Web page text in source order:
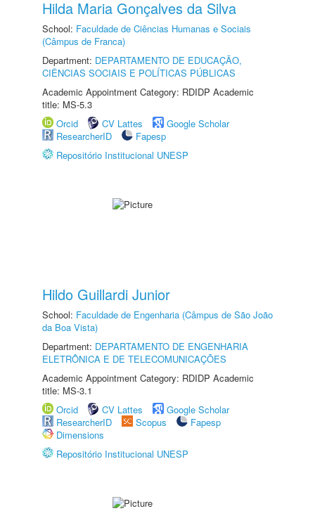
Hilda Maria Gonçalves da Silva
School: Faculdade de Ciências Humanas e Sociais
(Câmpus de Franca)
Department: DEPARTAMENTO DE EDUCAÇÃO,
CIÊNCIAS SOCIAIS E POLÍTICAS PÚBLICAS
Academic Appointment Category: RDIDP Academic
title: MS-5.3
Orcid
CV Lattes
Google Scholar
ResearcherID
Fapesp
Repositório Institucional UNESP
Hildo Guillardi Junior
School: Faculdade de Engenharia (Câmpus de São João
da Boa Vista)
Department: DEPARTAMENTO DE ENGENHARIA
ELETRÔNICA E DE TELECOMUNICAÇÕES
Academic Appointment Category: RDIDP Academic
title: MS-3.1
Orcid
CV Lattes
Google Scholar
ResearcherID
Scopus
Fapesp
Dimensions
Repositório Institucional UNESP